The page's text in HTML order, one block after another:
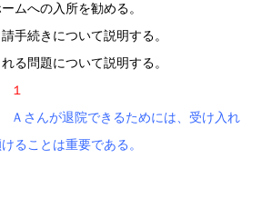
ムへの入所を勧める。
手続きについて説明する。
る問題について説明する。
１
さんが退院できるためには、受け入れ
ることは重要である。